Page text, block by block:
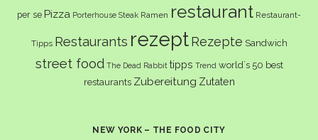
per se Pizza Porterhouse Steak Ramen restaurant Restaurant-
Tipps Restaurants rezept Rezepte Sandwich
street food The Dead Rabbit tipps Trend world´s 50 best
restaurants Zubereitung Zutaten
NEW YORK – THE FOOD CITY